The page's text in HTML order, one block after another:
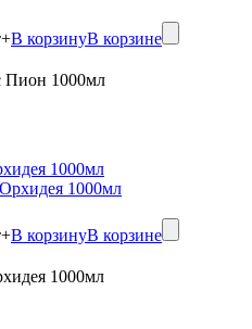
+В корзинуВ корзине
Пион 1000мл
1000мл
+В корзинуВ корзине
1000мл